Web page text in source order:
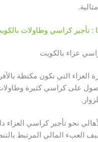
: تأجير كراسي وطاولات
عزاء بالكويت
العزاء التي تكون مكتظة
على كراسي كثيرة
نحو تأجير كراسي العزاء
العبء المالي المرتبط